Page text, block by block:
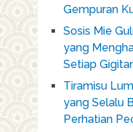
Gempuran
Sosis Mie
yang
Setiap
Tiramisu
yang Selalu
Perhatian